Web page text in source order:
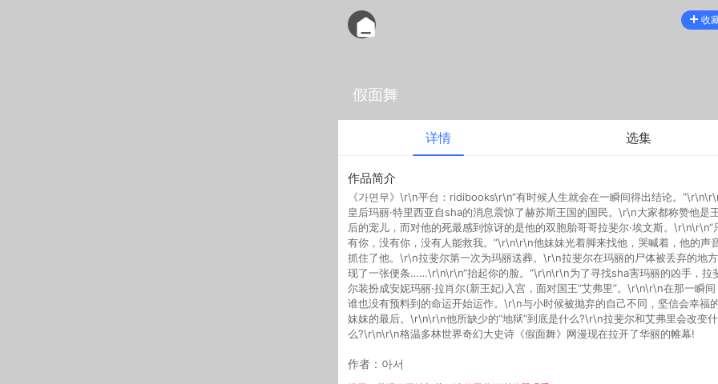
假面舞
收
详情 选集
作品简介
《가면무》\r\n平台：ridibooks\r\n“有时候人生就会在一瞬间得出结论。
皇后玛丽·特里西亚自sha的消息震惊了赫苏斯王国的国民。\r\n大家都称赞他是
后的宠儿，而对他的死最感到惊讶的是他的双胞胎哥哥拉斐尔·埃文斯。\r\n\r\n“
有你，没有你，没有人能救我。”\r\n\r\n他妹妹光着脚来找他，哭喊着，他的声
抓住了他。\r\n拉斐尔第一次为玛丽送葬。\r\n拉斐尔在玛丽的尸体被丢弃的地
现了一张便条……\r\n\r\n“抬起你的脸。”\r\n\r\n为了寻找sha害玛丽的凶手，拉
尔装扮成安妮玛丽·拉肖尔(新王妃)入宫，面对国王“艾弗里”。\r\n\r\n在那一瞬间
谁也没有预料到的命运开始运作。\r\n与小时候被抛弃的自己不同，坚信会幸福
妹妹的最后。\r\n\r\n他所缺少的“地狱”到底是什么?\r\n拉斐尔和艾弗里会改变什
么?\r\n\r\n格温多林世界奇幻大史诗《假面舞》网漫现在拉开了华丽的帷幕!
作者：아서